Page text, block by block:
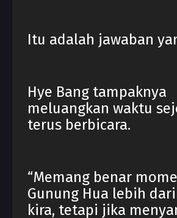
Itu adalah jawaban
Hye Bang tampaknya
meluangkan waktu
terus berbicara.
“Memang benar
Gunung Hua lebih
kira, tetapi jika